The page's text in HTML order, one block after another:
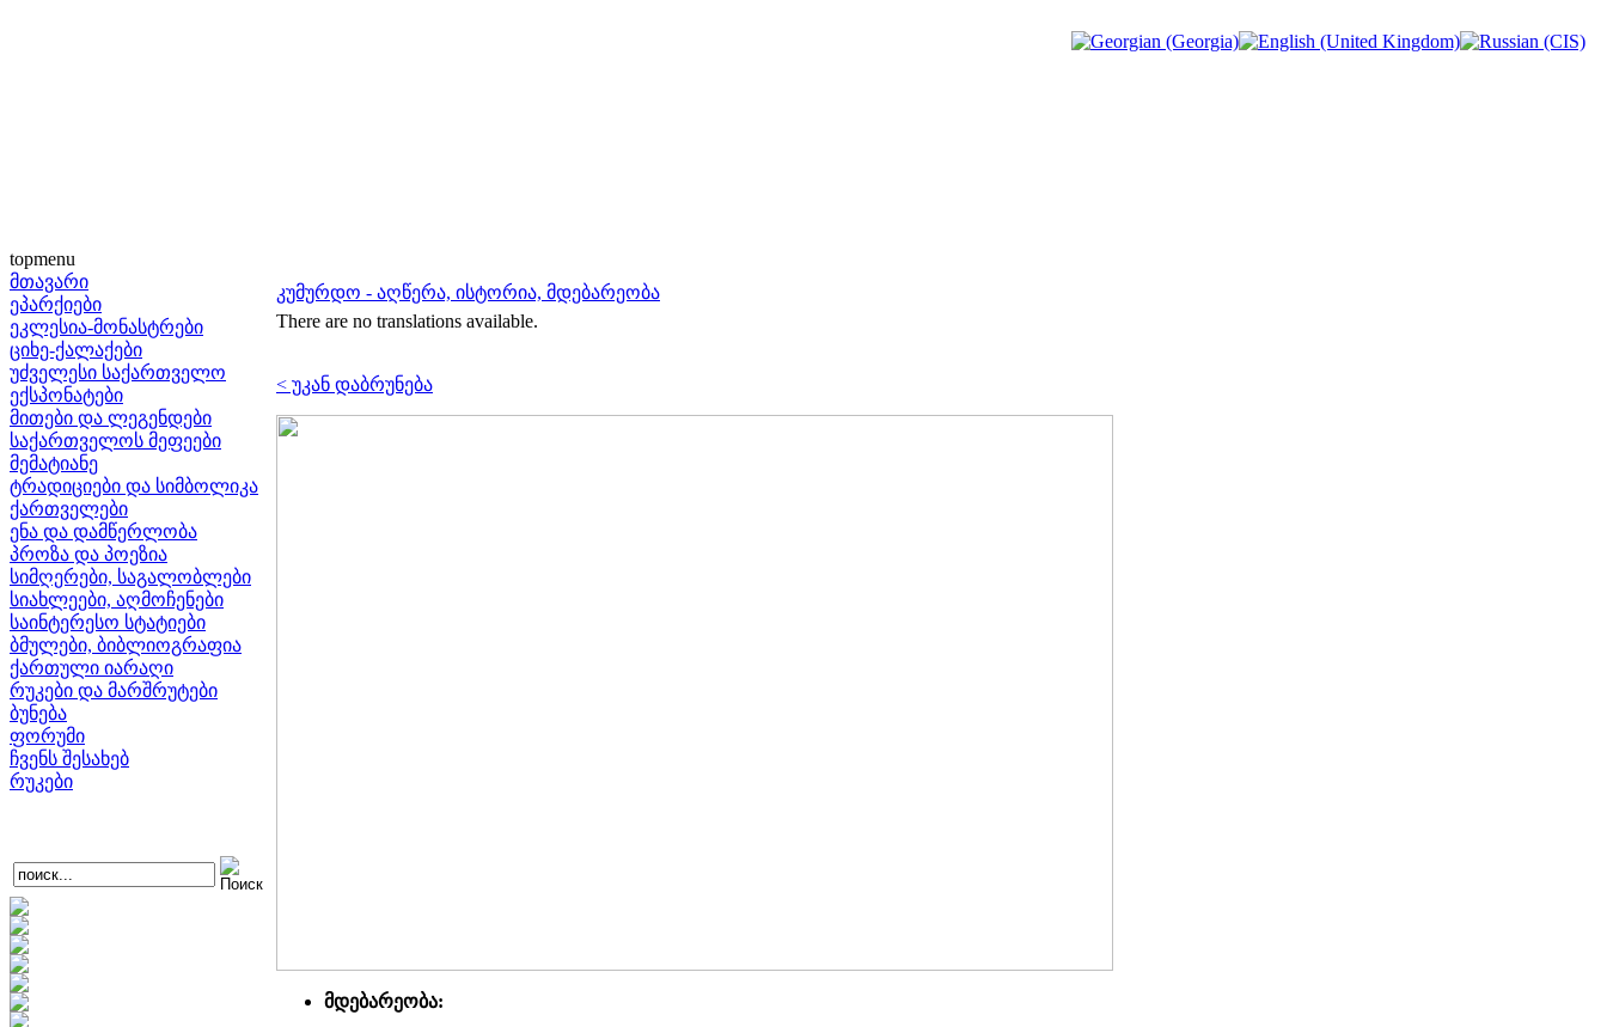
topmenu
მთავარი
ეპარქიები
ეკლესია-მონასტრები
ციხე-ქალაქები
უძველესი საქართველო
ექსპონატები
მითები და ლეგენდები
საქართველოს მეფეები
მემატიანე
ტრადიციები და სიმბოლიკა
ქართველები
ენა და დამწერლობა
პროზა და პოეზია
სიმღერები, საგალობლები
სიახლეები, აღმოჩენები
საინტერესო სტატიები
ბმულები, ბიბლიოგრაფია
ქართული იარაღი
რუკები და მარშრუტები
ბუნება
ფორუმი
ჩვენს შესახებ
რუკები
კუმურდო - აღწერა, ისტორია, მდებარეობა
There are no translations available.
< უკან დაბრუნება
მდებარეობა: